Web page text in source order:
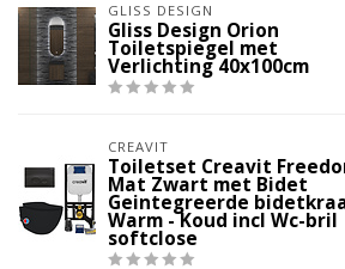
GLISS DESIGN
Gliss Design Orion
Toiletspiegel met
Verlichting 40x100cm
CREAVIT
Toiletset Creavit
Mat Zwart met Bidet
Geintegreerde
Warm - Koud incl Wc-bril
softclose